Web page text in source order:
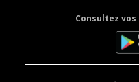
Consultez